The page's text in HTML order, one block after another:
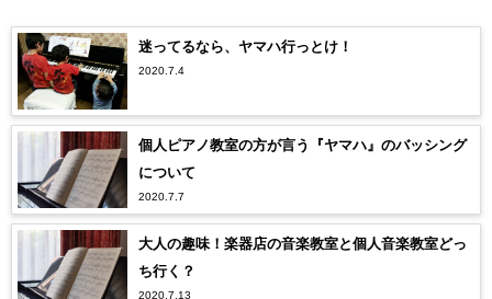
迷ってるなら、ヤマハ行っとけ！
2020.7.4
個人ピアノ教室の方が言う『ヤマハ』のバッシング
について
2020.7.7
大人の趣味！楽器店の音楽教室と個人音楽教室どっ
ち行く？
2020.7.13